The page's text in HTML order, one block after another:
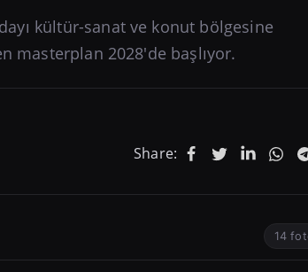
kültür-sanat ve konut bölgesine
masterplan 2028'de başlıyor.
Share:
14